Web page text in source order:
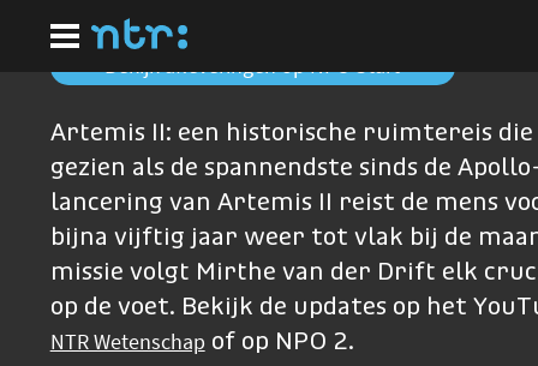
hoofdinhoud
Bekijk afleveringen op NPO Start
Artemis II: een historische ruimtereis
gezien als de spannendste sinds de
lancering van Artemis II reist de mens
bijna vijftig jaar weer tot vlak bij de
missie volgt Mirthe van der Drift elk
op de voet. Bekijk de updates op het
NTR Wetenschap of op NPO 2.